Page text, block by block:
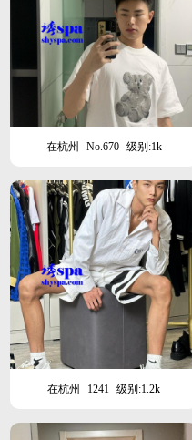
在杭州 No.670 级别:1k
在杭州 1241 级别:1.2k